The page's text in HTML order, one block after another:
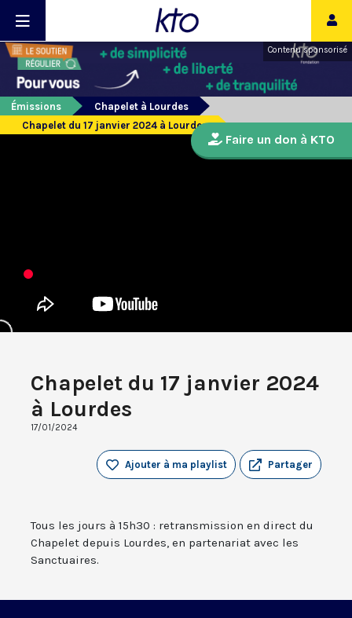
Contenu sponsorisé
Émissions
Chapelet à Lourdes
Chapelet du 17 janvier 2024 à Lourdes
Chapelet du 17 janvier 2024
à Lourdes
17/01/2024
Partager
Ajouter à ma playlist
Tous les jours à 15h30 : retransmission en direct du
Chapelet depuis Lourdes, en partenariat avec les
Sanctuaires.
Faire un don à KTO